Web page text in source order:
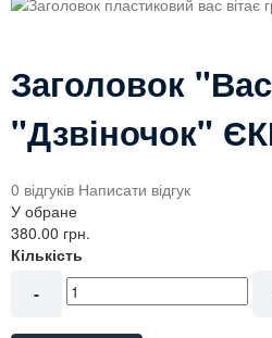
Заголовок
"Дзвіночок"
0 відгуків Написати відгук
У обране
380.00 грн.
Кількість
-